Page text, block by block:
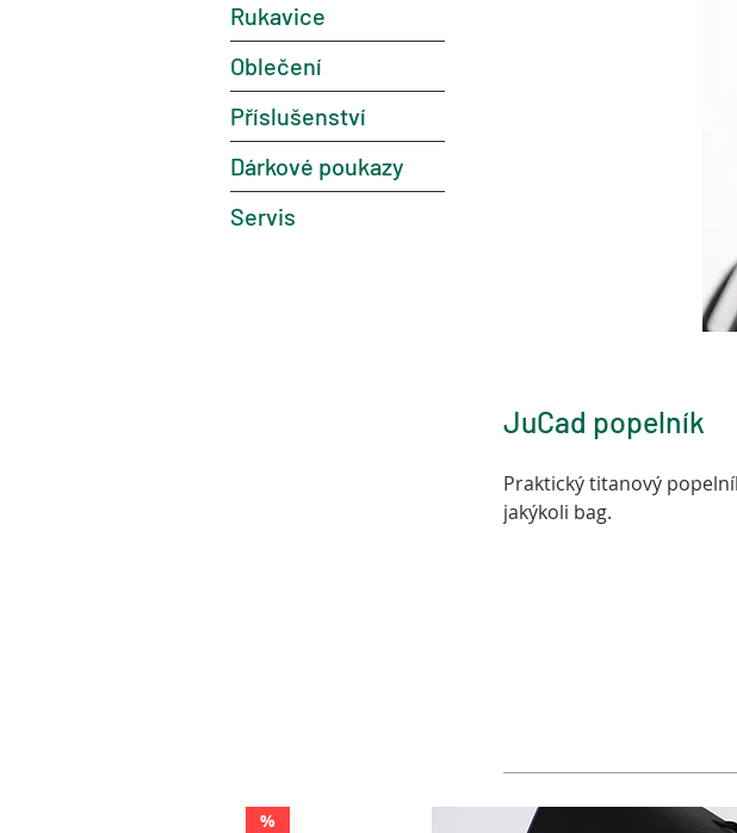
JuCad popelník
Praktický titanový
jakýkoli bag.
Rukavice
Oblečení
Příslušenství
Dárkové poukazy
Servis
%